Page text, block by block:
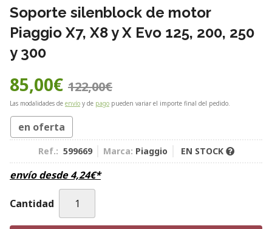
Soporte silenblock de motor
Piaggio X7, X8 y X Evo 125, 200, 250
y 300
85,00€ 122,00€
Las modalidades de envío y de pago pueden variar el importe final del pedido.
en oferta
Ref.: 599669 Marca: Piaggio EN STOCK
envío desde4,24€*
Cantidad